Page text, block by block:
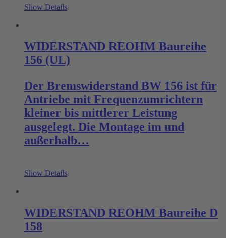
Show Details
WIDERSTAND REOHM Baureihe
156 (UL)
Der Bremswiderstand BW 156 ist für
Antriebe mit Frequenzumrichtern
kleiner bis mittlerer Leistung
ausgelegt. Die Montage im und
außerhalb…
Show Details
WIDERSTAND REOHM Baureihe D
158